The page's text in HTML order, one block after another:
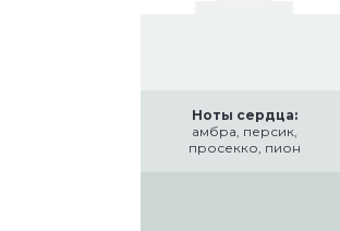
Ноты сердца:
амбра, персик,
просекко, пион